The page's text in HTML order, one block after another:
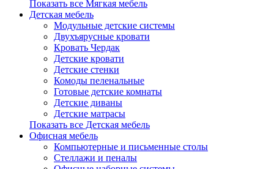
Показать все Мягкая мебель
Детская мебель
Модульные детские системы
Двухъярусные кровати
Кровать Чердак
Детские кровати
Детские стенки
Комоды пеленальные
Готовые детские комнаты
Детские диваны
Детские матрасы
Показать все Детская мебель
Офисная мебель
Компьютерные и письменные столы
Стеллажи и пеналы